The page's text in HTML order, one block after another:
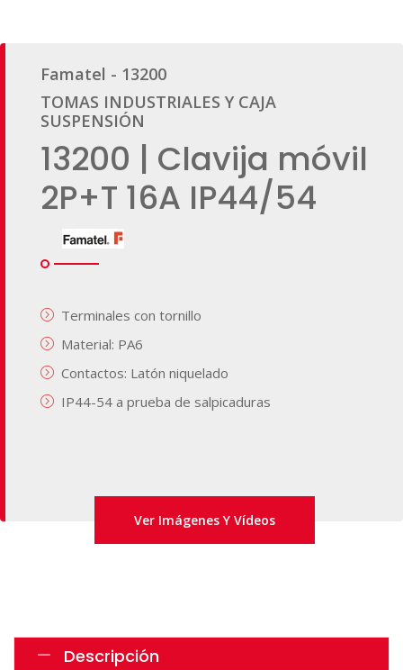
Famatel - 13200
TOMAS INDUSTRIALES Y CAJA
SUSPENSIÓN
13200 | Clavija móvil
2P+T 16A IP44/54
Terminales con tornillo
Material: PA6
Contactos: Latón niquelado
IP44-54 a prueba de salpicaduras
Ver Imágenes Y Vídeos
Descripción